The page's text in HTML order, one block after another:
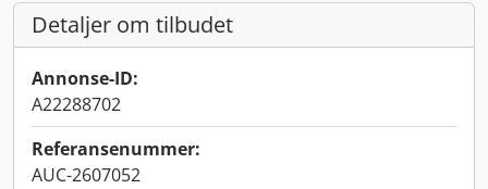
Detaljer om tilbudet
Annonse-ID:
A22288702
Referansenummer:
AUC-2607052